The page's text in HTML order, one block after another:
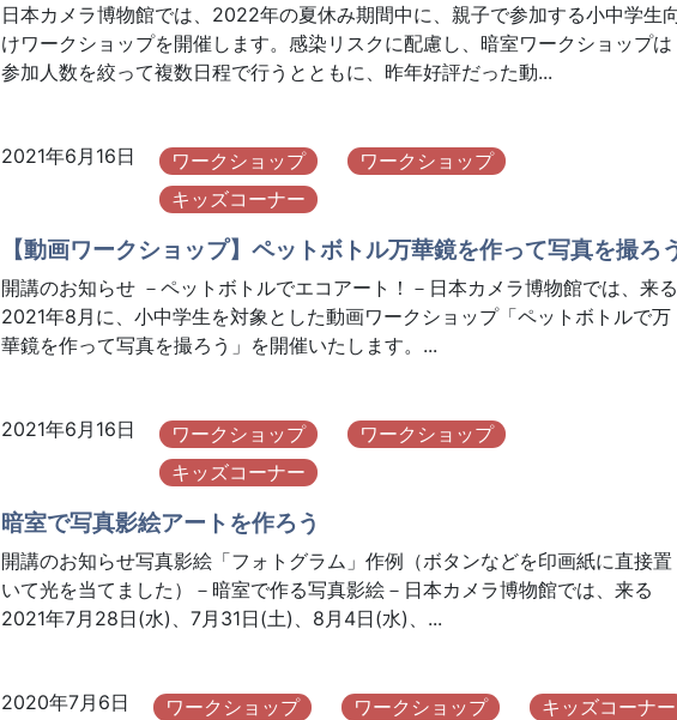
日本カメラ博物館では、2022年の夏休み期間中に、親子で参加する小中学生
けワークショップを開催します。感染リスクに配慮し、暗室ワークショップは
参加人数を絞って複数日程で行うとともに、昨年好評だった動...
2021年6月16日 ワークショップ
ワークショップ
キッズコーナー
【動画ワークショップ】ペットボトル万華鏡を作って写真を撮ろ
開講のお知らせ －ペットボトルでエコアート！－日本カメラ博物館では、来る
2021年8月に、小中学生を対象とした動画ワークショップ「ペットボトルで万
華鏡を作って写真を撮ろう」を開催いたします。...
2021年6月16日 ワークショップ
ワークショップ
キッズコーナー
暗室で写真影絵アートを作ろう
開講のお知らせ写真影絵「フォトグラム」作例（ボタンなどを印画紙に直接置
いて光を当てました）－暗室で作る写真影絵－日本カメラ博物館では、来る
2021年7月28日(水)、7月31日(土)、8月4日(水)、...
2020年7月6日 ワークショップ ワークショップ キッズコーナー